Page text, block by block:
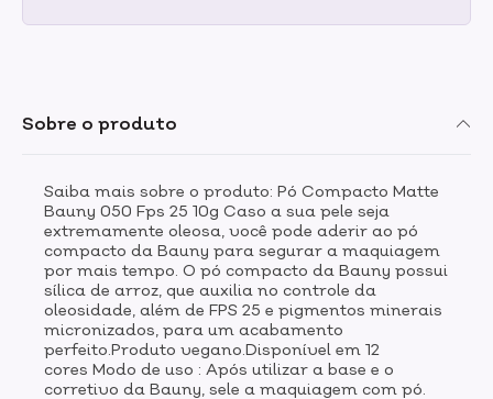
Sobre o produto
Saiba mais sobre o produto: Pó Compacto Matte
Bauny 050 Fps 25 10g Caso a sua pele seja
extremamente oleosa, você pode aderir ao pó
compacto da Bauny para segurar a maquiagem
por mais tempo. O pó compacto da Bauny possui
sílica de arroz, que auxilia no controle da
oleosidade, além de FPS 25 e pigmentos minerais
micronizados, para um acabamento
perfeito.Produto vegano.Disponível em 12
cores Modo de uso : Após utilizar a base e o
corretivo da Bauny, sele a maquiagem com pó.